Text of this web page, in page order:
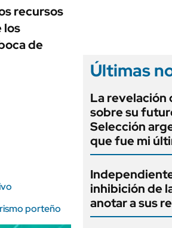
recursos
los
de
porteño
Últimas
La revelación
sobre su
Selección
que fue mi
inhibición de
anotar a sus